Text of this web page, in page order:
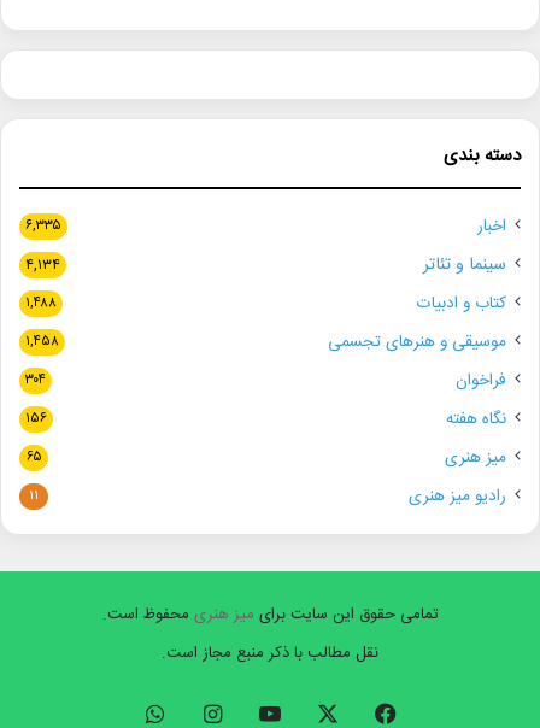
دسته بندی
اخبار ۶,۳۳۵
سینما و تئاتر ۴,۱۳۴
کتاب و ادبیات ۱,۴۸۸
موسیقی و هنرهای تجسمی ۱,۴۵۸
فراخوان ۳۰۴
نگاه هفته ۱۵۶
میز هنری ۶۵
رادیو میز هنری ۱۱
تمامی حقوق این سایت برای میز هنری محفوظ است.
نقل مطالب با ذکر منبع مجاز است.
فیسبوک ایکس یوتیوب اینستاگرام